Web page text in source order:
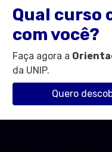
Qual curso
com você?
Faça agora a
da UNIP.
Quero